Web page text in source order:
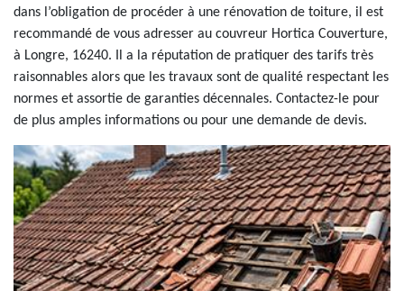
dans l’obligation de procéder à une rénovation de toiture, il est
recommandé de vous adresser au couvreur Hortica Couverture,
à Longre, 16240. Il a la réputation de pratiquer des tarifs très
raisonnables alors que les travaux sont de qualité respectant les
normes et assortie de garanties décennales. Contactez-le pour
de plus amples informations ou pour une demande de devis.